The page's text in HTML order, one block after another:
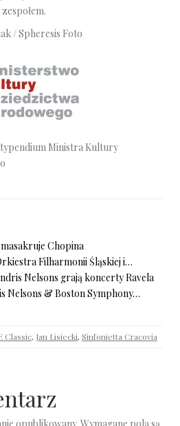
/ Spheresis Foto
Ministra Kultury
Chopina
Filharmonii Śląskiej i…
Nelsons grają koncerty Ravela
Nelsons & Boston Symphony…
Classic, Jan Lisiecki, Sinfonietta Cracovia